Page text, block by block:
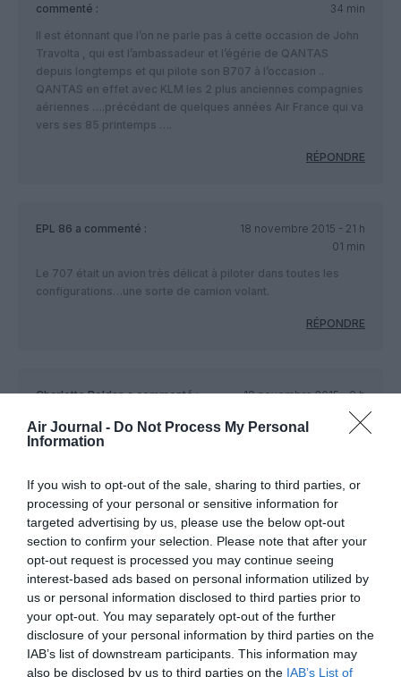
Air Journal - Do Not Process My Personal
Information
If you wish to opt-out of the sale, sharing to third parties, or
processing of your personal or sensitive information for
targeted advertising by us, please use the below opt-out
section to confirm your selection. Please note that after your
opt-out request is processed you may continue seeing
interest-based ads based on personal information utilized by
us or personal information disclosed to third parties prior to
your opt-out. You may separately opt-out of the further
disclosure of your personal information by third parties on the
IAB’s list of downstream participants. This information may
also be disclosed by us to third parties on the IAB’s List of
commenté :
34 min
Il est étonnant que l’on ne parle pas à cette occasion de John
Travolta , qui est l’ambassadeur et l’égérie de QANTAS
depuis longtemps et qui pilote son B707 à l’occasion ..
QANTAS en effet avec KLM les 2 plus anciennes compagnies
aériennes ….précédant de quelques années Air France qui va
vers ses 85 printemps ….
RÉPONDRE
EPL 86 a commenté :
18 novembre 2015 - 21 h
01 min
Le 707 était un avion très délicat à piloter dans toutes les
configurations…une sorte de camion volant.
RÉPONDRE
Charlotte Roldana commenté :
19 novembre 2015 - 0 h
08 min
Non non, apres KLM, la plus vielle compagnie ce Avianca.
Qantas: 16 November 1920.
Air France: 7 October 1933 (loin de beaucoups de
compagnies plus anciens).
RÉPONDRE
Mcflya commenté :
21 novembre 2015 - 12 h
22 min